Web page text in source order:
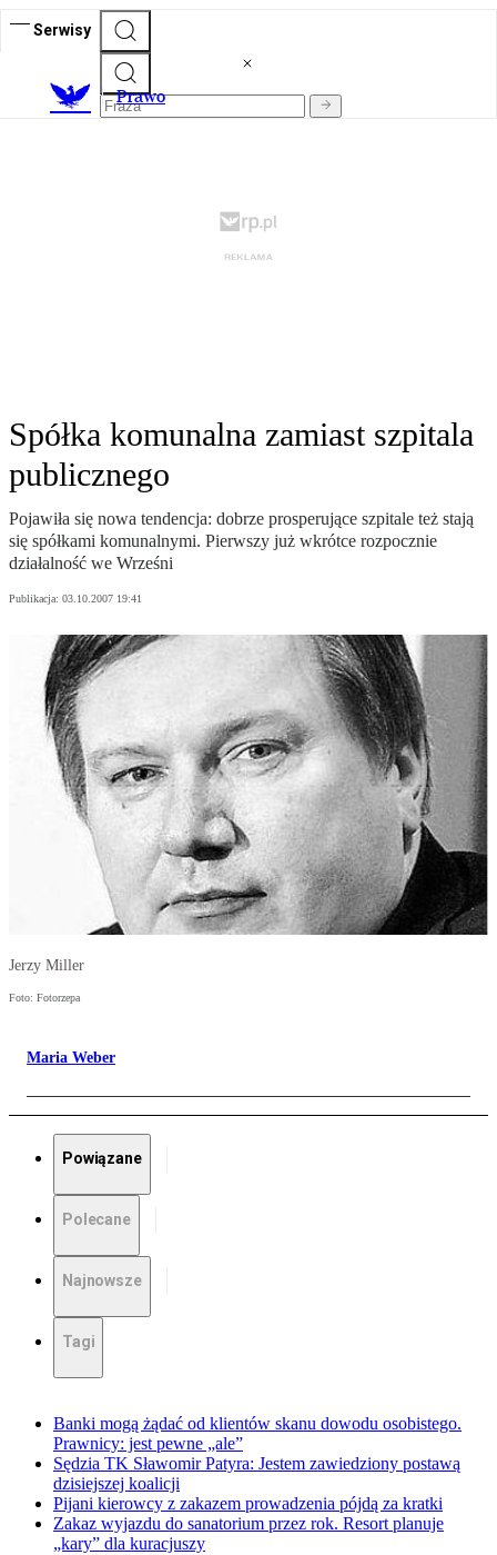
Serwisy
Prawo
Spółka komunalna zamiast szpitala
publicznego
Pojawiła się nowa tendencja: dobrze prosperujące szpitale też stają
się spółkami komunalnymi. Pierwszy już wkrótce rozpocznie
działalność we Wrześni
Publikacja: 03.10.2007 19:41
Jerzy Miller
Foto: Fotorzepa
Maria Weber
Powiązane
Polecane
Najnowsze
Tagi
Banki mogą żądać od klientów skanu dowodu osobistego.
Prawnicy: jest pewne „ale”
Sędzia TK Sławomir Patyra: Jestem zawiedziony postawą
dzisiejszej koalicji
Pijani kierowcy z zakazem prowadzenia pójdą za kratki
Zakaz wyjazdu do sanatorium przez rok. Resort planuje
„kary” dla kuracjuszy